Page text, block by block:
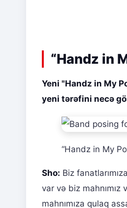
“Handz in
Yeni "Handz in My
yeni tərəfini necə
“Handz in My
Sho: Biz
var və biz
mahnımıza qulaq